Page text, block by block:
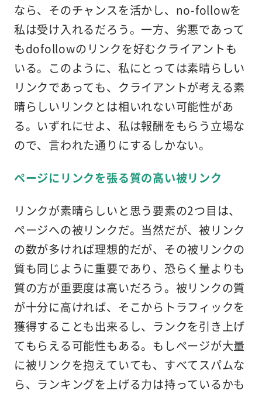
なら、そのチャンスを活かし、no-followを
私は受け入れるだろう。一方、劣悪であって
もdofollowのリンクを好むクライアントも
いる。このように、私にとっては素晴らしい
リンクであっても、クライアントが考える素
晴らしいリンクとは相いれない可能性があ
る。いずれにせよ、私は報酬をもらう立場な
ので、言われた通りにするしかない。
ページにリンクを張る質の高い被リンク
リンクが素晴らしいと思う要素の2つ目は、
ページへの被リンクだ。当然だが、被リンク
の数が多ければ理想的だが、その被リンクの
質も同じように重要であり、恐らく量よりも
質の方が重要度は高いだろう。被リンクの質
が十分に高ければ、そこからトラフィックを
獲得することも出来るし、ランクを引き上げ
てもらえる可能性もある。もしページが大量
に被リンクを抱えていても、すべてスパムな
ら、ランキングを上げる力は持っているかも